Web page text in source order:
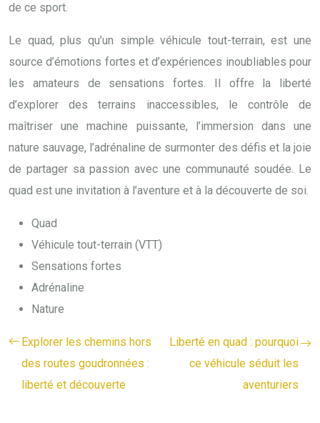
de ce sport.
Le quad, plus qu’un simple véhicule tout-terrain, est une
source d’émotions fortes et d’expériences inoubliables pour
les amateurs de sensations fortes. Il offre la liberté
d’explorer des terrains inaccessibles, le contrôle de
maîtriser une machine puissante, l’immersion dans une
nature sauvage, l’adrénaline de surmonter des défis et la joie
de partager sa passion avec une communauté soudée. Le
quad est une invitation à l’aventure et à la découverte de soi.
Quad
Véhicule tout-terrain (VTT)
Sensations fortes
Adrénaline
Nature
Explorer les chemins hors
des routes goudronnées :
liberté et découverte
Liberté en quad : pourquoi
ce véhicule séduit les
aventuriers